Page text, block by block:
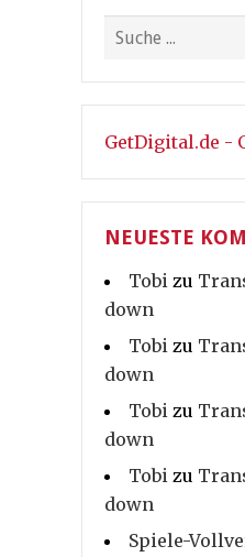
GetDigital.de -
NEUESTE
Tobi zu
down
Tobi zu
down
Tobi zu
down
Tobi zu
down
Spiele-